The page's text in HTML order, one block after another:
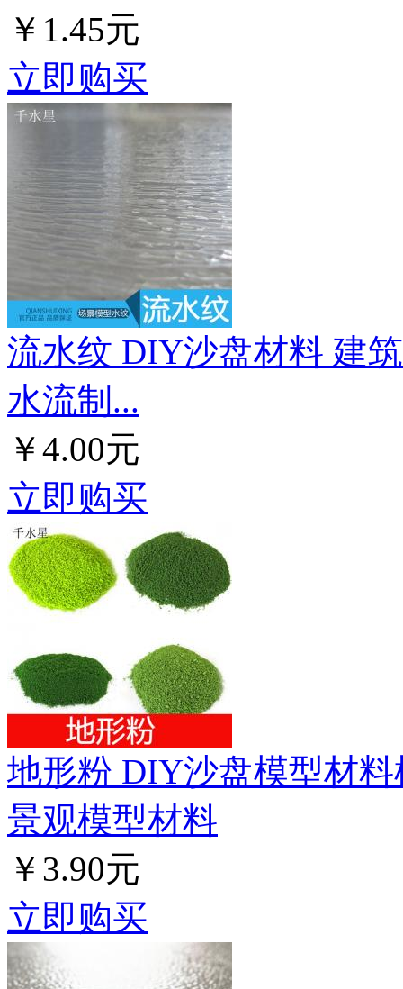
￥1.45元
立即购买
流水纹 DIY沙盘材料 建
水流制...
￥4.00元
立即购买
地形粉 DIY沙盘模型材
景观模型材料
￥3.90元
立即购买